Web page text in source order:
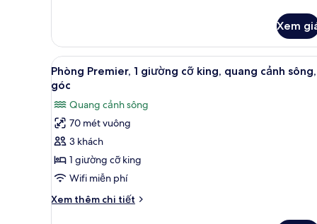
sông
Phòng
Deluxe,
1
giường
cỡ
king,
quang
cảnh
sông
Xem
Xem
tất
cả
ảnh
Phòng
Premier,
1
giường
cỡ
king,
Phòng Premier, 1 giường cỡ
7
Phòng Premier, 1 giường cỡ king, quang cảnh sông,
góc
Quang cảnh sông
70 mét vuông
3 khách
1 giường cỡ king
Wifi miễn phí
Xem thêm chi tiết
Chi